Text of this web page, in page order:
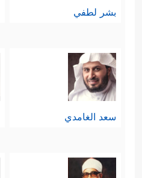
بشر لطفي
سعد الغامدي